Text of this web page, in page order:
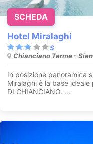
Hotel Miralaghi
Chianciano Terme -
In posizione panoramica
Miralaghi è la base ideale
DI CHIANCIANO. ...
SCHEDA